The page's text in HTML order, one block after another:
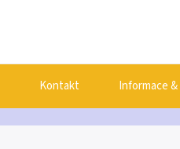
Kontakt Informace